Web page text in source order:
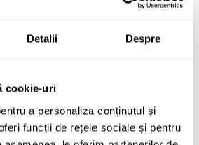
Detalii Despre
cookie-uri
a personaliza conținutul și
funcții de rețele sociale și pentru
de confidentialitate a datelor cu caracter